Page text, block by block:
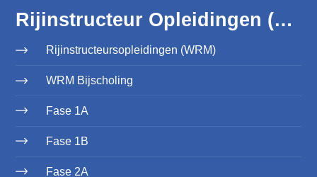
Rijinstructeur Opleidingen (WRM)
Rijinstructeursopleidingen (WRM)
WRM Bijscholing
Fase 1A
Fase 1B
Fase 2A